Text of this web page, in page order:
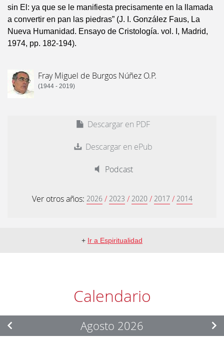
sin El: ya que se le manifiesta precisamente en la llamada
a convertir en pan las piedras” (J. I. González Faus, La
Nueva Humanidad. Ensayo de Cristología. vol. I, Madrid,
1974, pp. 182-194).
Fray Miguel de Burgos Núñez O.P.
(1944 - 2019)
Descargar en PDF
Descargar en ePub
Podcast
Ver otros años: 2026 / 2023 / 2020 / 2017 / 2014
+ Ir a Espiritualidad
Calendario
Agosto 2026